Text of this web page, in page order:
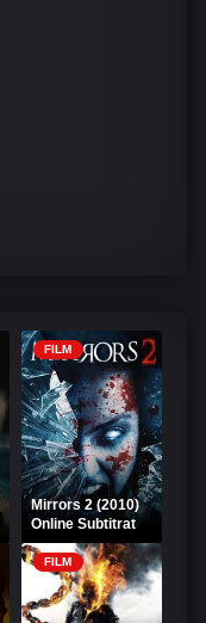
FILM
Mirrors 2 (2010)
Online Subtitrat
FILM